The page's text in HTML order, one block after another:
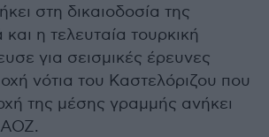
στη δικαιοδοσία της
η τελευταία τουρκική
για σεισμικές έρευνες
νότια του Καστελόριζου που
της μέσης γραμμής ανήκει
ΑΟΖ.